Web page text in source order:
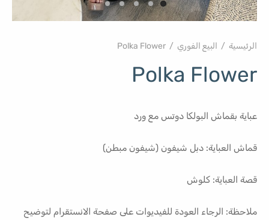
الرئيسية / البيع الفوري /
Polka Flower
عباية بقماش البولكا دوتس مع ورد
قماش العباية: دبل شيفون (شيفون مبطن)
قصة العباية: كلوش
ملاحظة: الرجاء العودة للفيديوات على صفحة الانستقرام لتوضيح